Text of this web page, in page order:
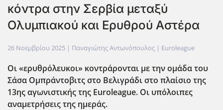
κόντρα στην Σερβία μεταξύ
Ολυμπιακού και Ερυθρού Αστέρα
26 Νοεμβρίου 2025 | Παναγιώτης Αντωνόπουλος | Euroleague
Οι «ερυθρόλευκοι» κοντράρονται με την ομάδα του
Σάσα Ομπράντοβιτς στο Βελιγράδι στο πλαίσιο της
13ης αγωνιστικής της Euroleague. Οι υπόλοιπες
αναμετρήσεις της ημεράς.